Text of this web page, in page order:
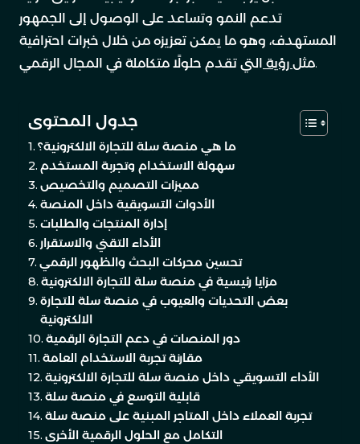
تدعم النمو وتساعد على الوصول إلى الجمهور
المستهدف، وهو ما يمكن تعزيزه من خلال خبرات احترافية
مثل رؤية التي تقدم حلولًا متكاملة في المجال الرقمي.
جدول المحتوى
ما هي منصة سلة للتجارة الالكترونية؟
سهولة الاستخدام وتجربة المستخدم
مميزات التصميم والتخصيص
الأدوات التسويقية داخل المنصة
إدارة المنتجات والطلبات
الأداء التقني والاستقرار
تحسين محركات البحث والظهور الرقمي
مزايا رئيسية في منصة سلة للتجارة الالكترونية
بعض التحديات والعيوب في منصة سلة للتجارة
الالكترونية
دور المنصات في دعم التجارة الرقمية
مقارنة تجربة الاستخدام العامة
الأداء التسويقي داخل منصة سلة للتجارة الالكترونية
قابلية التوسع في منصة سلة
تجربة العملاء داخل المتاجر المبنية على منصة سلة
التكامل مع الحلول الرقمية الأخرى